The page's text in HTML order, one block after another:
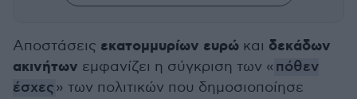
Αποστάσεις εκατομμυρίων ευρώ και δεκάδων
ακινήτων εμφανίζει η σύγκριση των « πόθεν
έσχες» των πολιτικών που δημοσιοποίησε